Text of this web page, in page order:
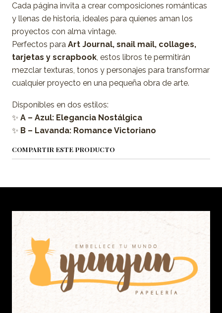
Cada página invita a crear composiciones románticas
y llenas de historia, ideales para quienes aman los
proyectos con alma vintage.
Perfectos para Art Journal, snail mail, collages,
tarjetas y scrapbook, estos libros te permitirán
mezclar texturas, tonos y personajes para transformar
cualquier proyecto en una pequeña obra de arte.
Disponibles en dos estilos:
✨ A – Azul: Elegancia Nostálgica
✨ B – Lavanda: Romance Victoriano
COMPARTIR ESTE PRODUCTO